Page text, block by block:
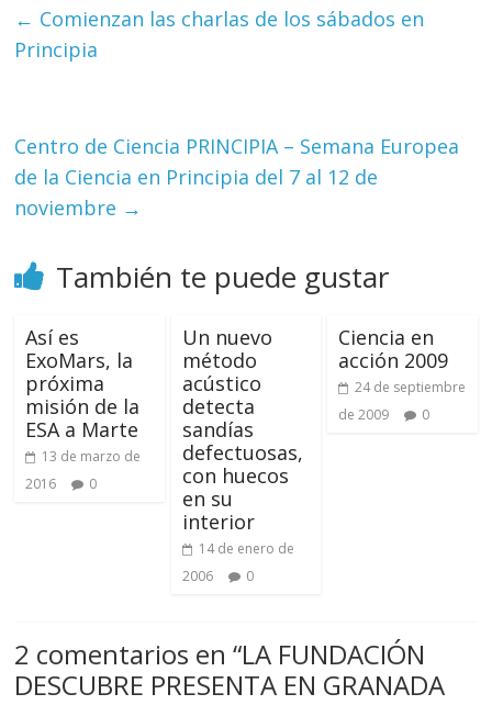
← Comienzan las charlas de los sábados en
Principia
Centro de Ciencia PRINCIPIA – Semana Europea
de la Ciencia en Principia del 7 al 12 de
noviembre →
También te puede gustar
Así es
ExoMars, la
próxima
misión de la
ESA a Marte
13 de marzo de
2016
0
Un nuevo
método
acústico
detecta
sandías
defectuosas,
con huecos
en su
interior
14 de enero de
2006
0
Ciencia en
acción 2009
24 de septiembre
de 2009
0
2 comentarios en “LA FUNDACIÓN
DESCUBRE PRESENTA EN GRANADA